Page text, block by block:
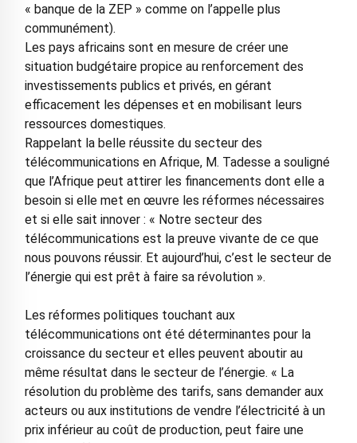
« banque de la ZEP » comme on l’appelle plus
communément).
Les pays africains sont en mesure de créer une
situation budgétaire propice au renforcement des
investissements publics et privés, en gérant
efficacement les dépenses et en mobilisant leurs
ressources domestiques.
Rappelant la belle réussite du secteur des
télécommunications en Afrique, M. Tadesse a souligné
que l’Afrique peut attirer les financements dont elle a
besoin si elle met en œuvre les réformes nécessaires
et si elle sait innover : « Notre secteur des
télécommunications est la preuve vivante de ce que
nous pouvons réussir. Et aujourd’hui, c’est le secteur de
l’énergie qui est prêt à faire sa révolution ».
Les réformes politiques touchant aux
télécommunications ont été déterminantes pour la
croissance du secteur et elles peuvent aboutir au
même résultat dans le secteur de l’énergie. « La
résolution du problème des tarifs, sans demander aux
acteurs ou aux institutions de vendre l’électricité à un
prix inférieur au coût de production, peut faire une